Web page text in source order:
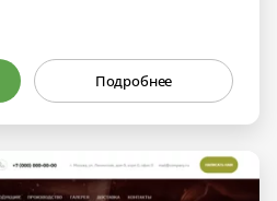
Подробнее